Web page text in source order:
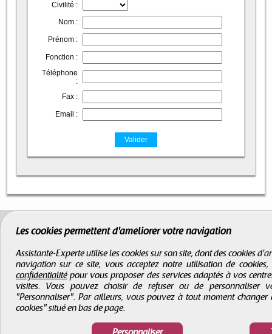
Civilité :
Nom :
Prénom :
Fonction :
Téléphone
:
Fax :
Email :
Les cookies permettent d'améliorer votre navigation
Assistante-Experte utilise les cookies sur son site, dont des cookies
navigation sur ce site, vous acceptez notre utilisation de
confidentialitépour vous proposer des services adaptés à vos
visites. Vous pouvez choisir de refuser ou de
"Personnaliser". Par ailleurs, vous pouvez à tout moment
cookies" situé en bas de page.